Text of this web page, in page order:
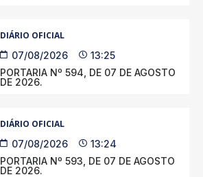
DIÁRIO OFICIAL
07/08/2026
13:25
PORTARIA Nº 594, DE 07 DE AGOSTO
DE 2026.
DIÁRIO OFICIAL
07/08/2026
13:24
PORTARIA Nº 593, DE 07 DE AGOSTO
DE 2026.